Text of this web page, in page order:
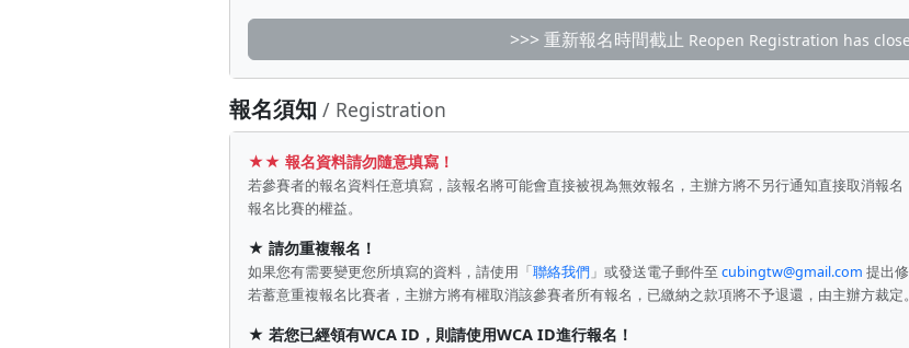
>>> 重新報名時間截止 Reopen Registration has
報名須知 / Registration
★★ 報名資料請勿隨意填寫！
若參賽者的報名資料任意填寫，該報名將可能會直接被視為無效報名，主辦方將不另行通知直接取消報
報名比賽的權益。
★ 請勿重複報名！
如果您有需要變更您所填寫的資料，請使用「聯絡我們 」或發送電子郵件至 cubingtw@gmail.com 提出
若蓄意重複報名比賽者，主辦方將有權取消該參賽者所有報名，已繳納之款項將不予退還，由主辦方裁定。
★ 若您已經領有WCA ID，則請使用WCA ID進行報名！